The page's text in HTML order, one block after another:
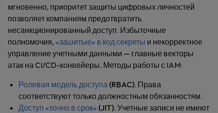
мгновенно, приоритет защиты цифровых личностей
позволяет компаниям предотвратить
несанкционированный доступ. Избыточные
полномочия, «зашитые» в код секреты и некорректное
управление учетными данными — главные векторы
атак на CI/CD-конвейеры. Методы работы с IAM:
Ролевая модель доступа (RBAC). Права
соответствуют только должностным обязанностям.
Доступ «точно в срок» (JIT). Учетные записи не имеют